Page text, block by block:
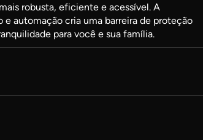
robusta, eficiente e acessível. A
automação cria uma barreira de proteção
para você e sua família.